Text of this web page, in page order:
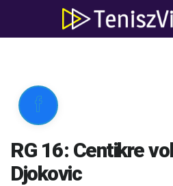

RG 16: Centikre
Djokovic